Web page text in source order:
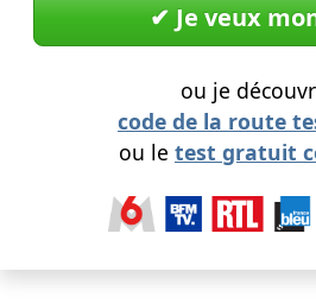
✔︎ Je veux
ou je
code de la route
ou le test gratuit